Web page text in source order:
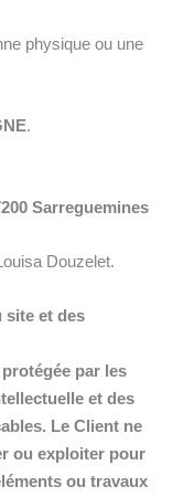
physique ou une
.
Sarreguemines
Douzelet.
site et des
par les
et des
Le Client ne
ou exploiter pour
ou travaux